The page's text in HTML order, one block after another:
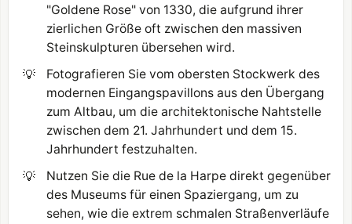
"Goldene Rose" von 1330, die aufgrund ihrer
zierlichen Größe oft zwischen den massiven
Steinskulpturen übersehen wird.
💡
Fotografieren Sie vom obersten Stockwerk des
modernen Eingangspavillons aus den Übergang
zum Altbau, um die architektonische Nahtstelle
zwischen dem 21. Jahrhundert und dem 15.
Jahrhundert festzuhalten.
💡
Nutzen Sie die Rue de la Harpe direkt gegenüber
des Museums für einen Spaziergang, um zu
sehen, wie die extrem schmalen Straßenverläufe